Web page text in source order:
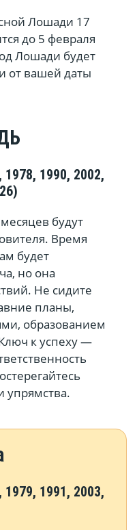
Лошади 17
до 5 февраля
Лошади будет
от вашей даты
1990, 2002,
будут
Время
будет
но она
Не сидите
планы,
образованием
к успеху —
упрямства.
1991, 2003,